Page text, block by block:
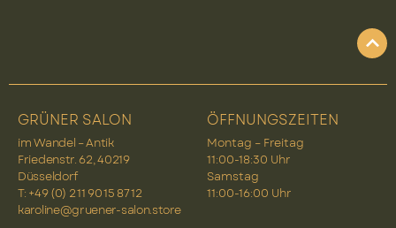
GRÜNER SALON
im Wandel – Antik
Friedenstr. 62, 40219
Düsseldorf
T: +49 (0) 2 11 90 15 87 12
karoline@gruener-salon.store
ÖFFNUNGSZEITEN
Montag – Freitag
11:00-18:30 Uhr
Samstag
11:00-16:00 Uhr